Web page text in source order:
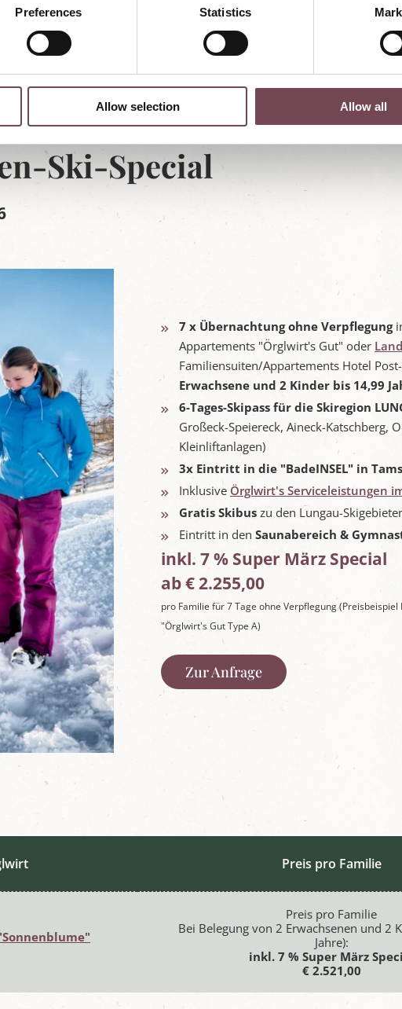
Preferences Statistics
Allow selection Allow all
Ski-Special
7 x Übernachtung ohne Verpflegung
Appartements "Örglwirt's Gut" oder
Familiensuiten/Appartements Hotel
Erwachsene und 2 Kinder bis 14,99
6-Tages-Skipass für die Skiregion
Großeck-Speiereck, Aineck-Katschberg,
Kleinliftanlagen)
3x Eintritt in die "BadeINSEL" in
Inklusive Örglwirt's Serviceleistungen
Gratis Skibus zu den Lungau-
Eintritt in den Saunabereich &
inkl. 7 % Super März Special
ab € 2.255,00
pro Familie für 7 Tage ohne Verpflegung
"Örglwirt's Gut Type A)
Zur Anfrage
Preis pro Familie
Preis pro Familie
Bei Belegung von 2 Erwachsenen und 2
Jahre):
inkl. 7 % Super März
€ 2.521,00